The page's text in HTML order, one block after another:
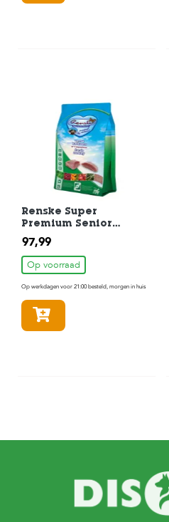
Renske Super
Premium Senior
Graanvrij Verse
Kalkoen Hondenvoer
12 kg
97,99
Op voorraad
Op werkdagen voor 21:00 besteld, morgen in huis